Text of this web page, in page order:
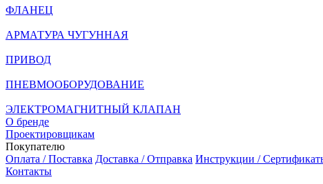
ФЛАНЕЦ
АРМАТУРА ЧУГУННАЯ
ПРИВОД
ПНЕВМООБОРУДОВАНИЕ
ЭЛЕКТРОМАГНИТНЫЙ КЛАПАН
О бренде
Проектировщикам
Покупателю
Оплата / Поставка Доставка / Отправка Инструкции /
Контакты